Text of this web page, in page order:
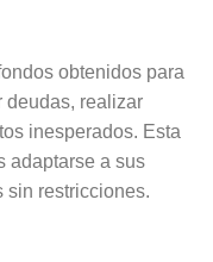
obtenidos para
deudas, realizar
inesperados. Esta
adaptarse a sus
sin restricciones.